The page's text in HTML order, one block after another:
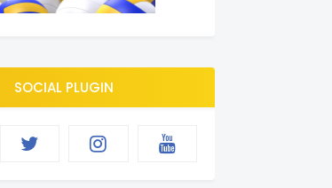
SOCIAL PLUGIN